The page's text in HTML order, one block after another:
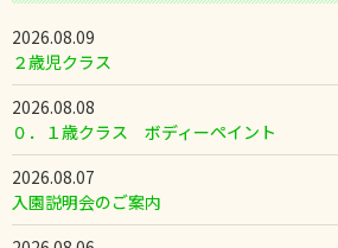
2026.08.09
２歳児クラス
2026.08.08
０．１歳クラス ボディーペイント
2026.08.07
入園説明会のご案内